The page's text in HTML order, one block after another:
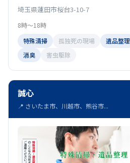
埼玉県蓮田市桜台3-10-7
8時～18時
特殊清掃
孤独死の現場 遺品整理
消臭
害虫駆除
誠心
📍 さいたま市、川越市、熊谷市...